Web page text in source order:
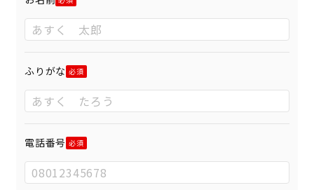
ふりがな
電話番号